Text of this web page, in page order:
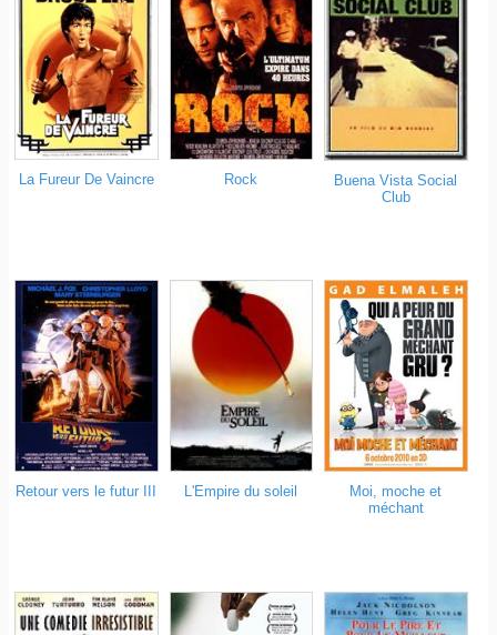
La Fureur De Vaincre Rock
Buena Vista Social
Club
Retour vers le futur III L'Empire du soleil
Moi, moche et
méchant